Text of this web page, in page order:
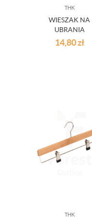
THK
WIESZAK NA
UBRANIA
BRĄZOWY 3SZT.
14,80zł
THK